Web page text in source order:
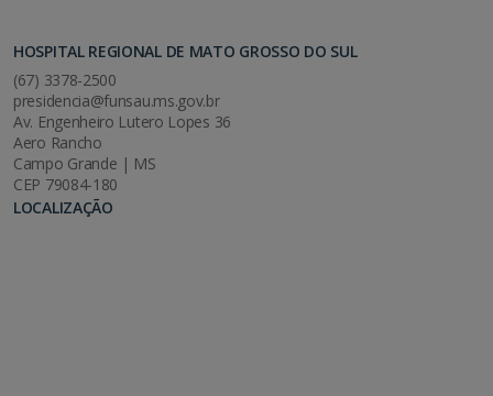
HOSPITAL REGIONAL DE MATO GROSSO DO SUL
(67) 3378-2500
presidencia@funsau.ms.gov.br
Av. Engenheiro Lutero Lopes 36
Aero Rancho
Campo Grande | MS
CEP 79084-180
LOCALIZAÇÃO